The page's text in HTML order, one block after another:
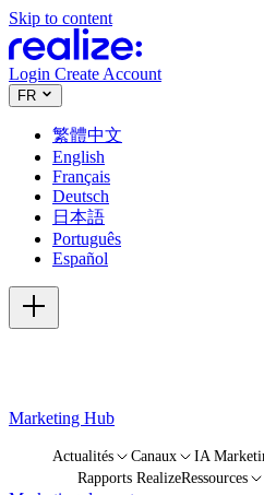
Skip to content
Login Create Account
FR
繁體中文
English
Français
Deutsch
日本語
Português
Español
Marketing Hub
Actualités Canaux IA
Rapports RealizeRessources